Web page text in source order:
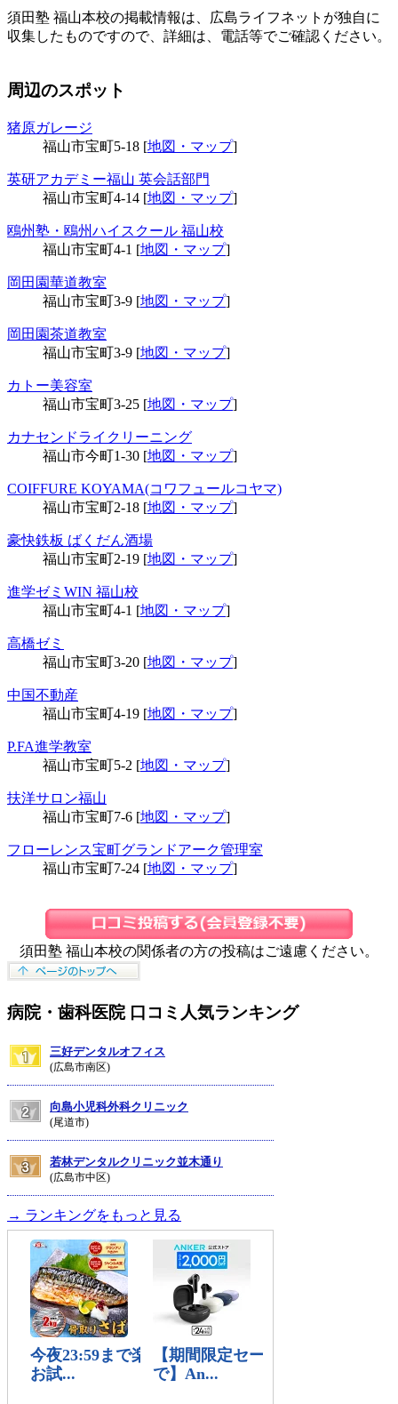
須田塾 福山本校の掲載情報は、広島ライフネットが独自に
収集したものですので、詳細は、電話等でご確認ください。
周辺のスポット
猪原ガレージ
福山市宝町5-18 [地図・マップ]
英研アカデミー福山 英会話部門
福山市宝町4-14 [地図・マップ]
鴎州塾・鴎州ハイスクール 福山校
福山市宝町4-1 [地図・マップ]
岡田園華道教室
福山市宝町3-9 [地図・マップ]
岡田園茶道教室
福山市宝町3-9 [地図・マップ]
カトー美容室
福山市宝町3-25 [地図・マップ]
カナセンドライクリーニング
福山市今町1-30 [地図・マップ]
COIFFURE KOYAMA(コワフュールコヤマ)
福山市宝町2-18 [地図・マップ]
豪快鉄板 ばくだん酒場
福山市宝町2-19 [地図・マップ]
進学ゼミWIN 福山校
福山市宝町4-1 [地図・マップ]
高橋ゼミ
福山市宝町3-20 [地図・マップ]
中国不動産
福山市宝町4-19 [地図・マップ]
P.FA進学教室
福山市宝町5-2 [地図・マップ]
扶洋サロン福山
福山市宝町7-6 [地図・マップ]
フローレンス宝町グランドアーク管理室
福山市宝町7-24 [地図・マップ]
須田塾 福山本校の関係者の方の投稿はご遠慮ください。
病院・歯科医院 口コミ人気ランキング
三好デンタルオフィス
(広島市南区)
向島小児科外科クリニック
(尾道市)
若林デンタルクリニック並木通り
(広島市中区)
→ ランキングをもっと見る